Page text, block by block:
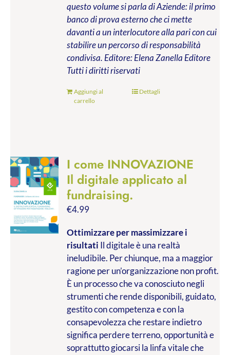
questo volume si parla di Aziende: il primo
banco di prova esterno che ci mette
davanti a un interlocutore alla pari con cui
stabilire un percorso di responsabilità
condivisa. Editore: Elena Zanella Editore
Tutti i diritti riservati
Aggiungi al
carrello
Dettagli
I come INNOVAZIONE
Il digitale applicato al
fundraising.
€4.99
Ottimizzare per massimizzare i
risultati Il digitale è una realtà
ineludibile. Per chiunque, ma a maggior
ragione per un’organizzazione non profit.
È un processo che va conosciuto negli
strumenti che rende disponibili, guidato,
gestito con competenza e con la
consapevolezza che restare indietro
significa perdere terreno, opportunità e
soprattutto giocarsi la linfa vitale che